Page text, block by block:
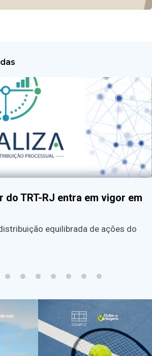
do TRT-RJ entra em vigor em
equilibrada de ações do